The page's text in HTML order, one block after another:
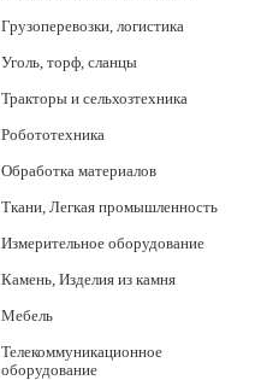
Грузоперевозки, логистика
Уголь, торф, сланцы
Тракторы и сельхозтехника
Робототехника
Обработка материалов
Ткани, Легкая промышленность
Измерительное оборудование
Камень, Изделия из камня
Мебель
Телекоммуникационное
оборудование